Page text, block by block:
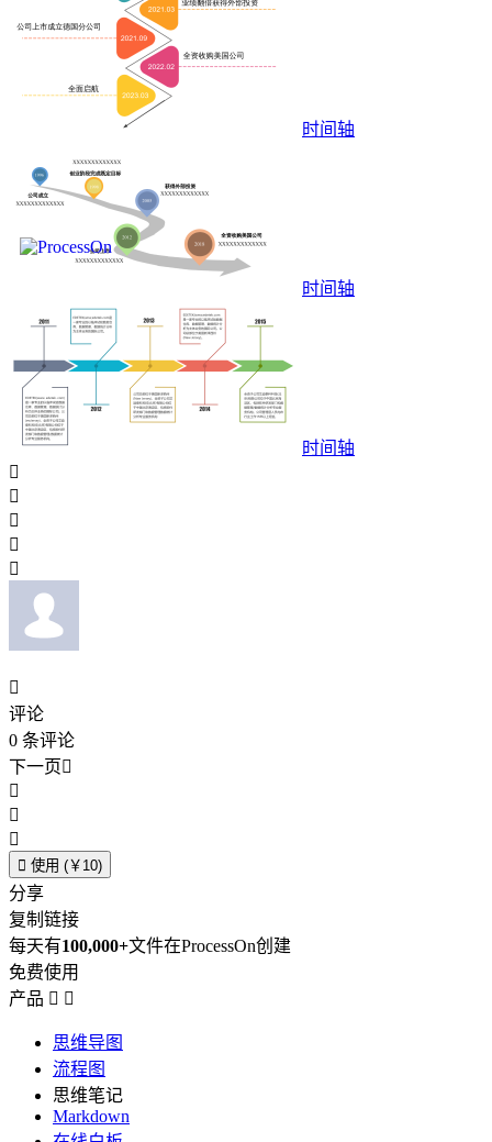
时间轴
时间轴
时间轴






评论
0 条评论
下一页



 使用 (￥10)
分享
复制链接
每天有100,000+文件在ProcessOn创建
免费使用
产品  
思维导图
流程图
思维笔记
Markdown